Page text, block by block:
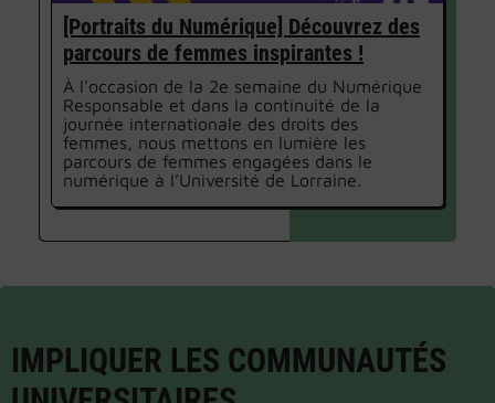
[Portraits du Numérique] Découvrez des
parcours de femmes inspirantes !
À l'occasion de la 2e semaine du Numérique
Responsable et dans la continuité de la
journée internationale des droits des
femmes, nous mettons en lumière les
parcours de femmes engagées dans le
numérique à l’Université de Lorraine.
IMPLIQUER LES COMMUNAUTÉS